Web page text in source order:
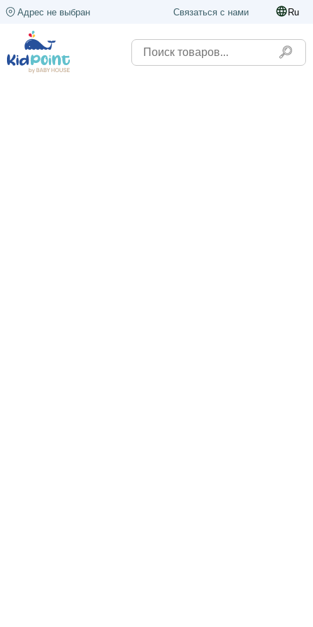
Адрес не выбран Связаться с нами Ru